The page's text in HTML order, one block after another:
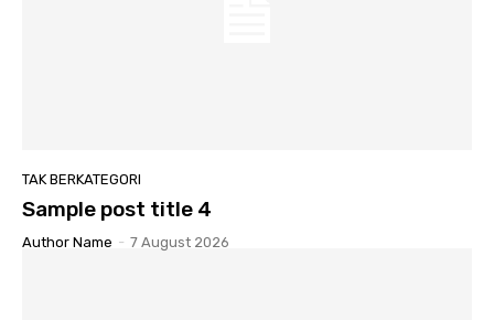
TAK BERKATEGORI
Sample post title 4
Author Name - 7 August 2026